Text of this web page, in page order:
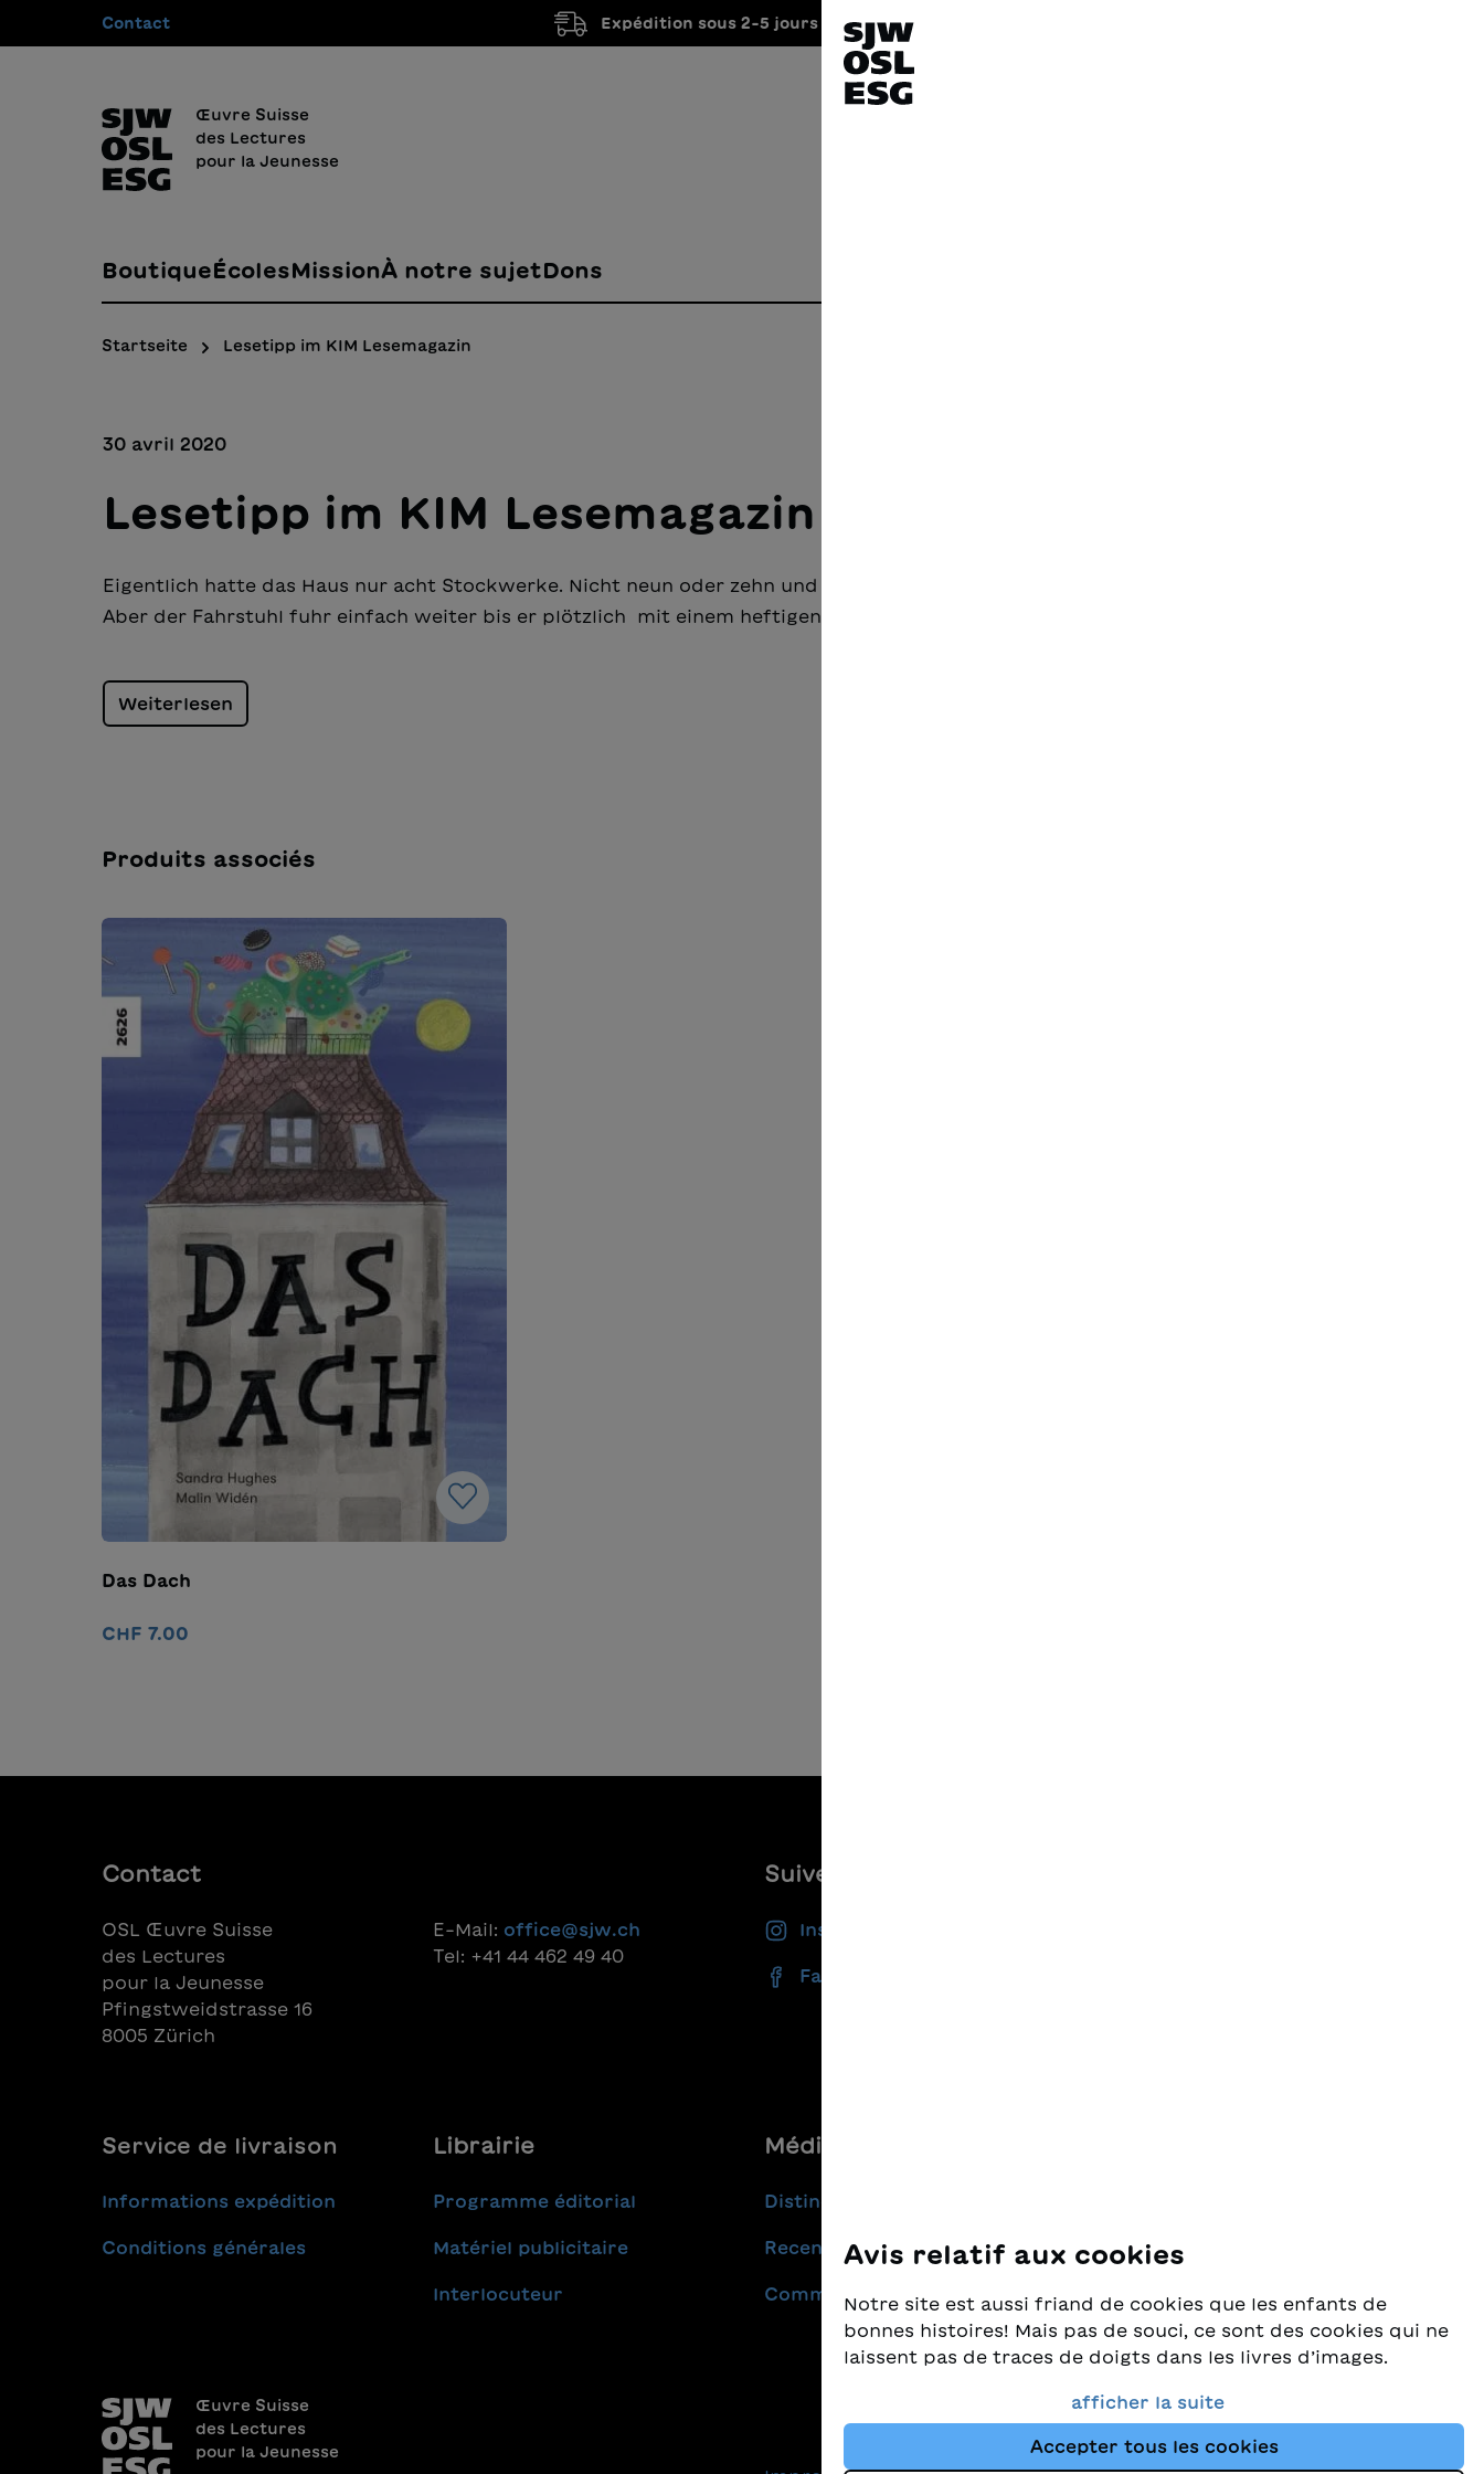
Passer à la navigation principale
Contact Expédition sous 2-5 jours ouvrés
Œuvre Suisse
des Lectures
pour la Jeunesse
BoutiqueÉcolesMissionÀ notre sujetDons
Startseite Lesetipp im KIM Lesemagazin
30 avril 2020
Lesetipp im KIM Lesemagazin
Eigentlich hatte das Haus nur acht Stockwerke. Nicht neun oder zehn und auch keinen Dachboden.
Aber der Fahrstuhl fuhr einfach weiter bis er plötzlich mit einem heftigen Ruck anhielt.
Weiterlesen
Ignorer la galerie de produits
Produits associés
Das Dach
CHF 7.00
Contact
OSL Œuvre Suisse
des Lectures
pour la Jeunesse
Pfingstweidstrasse 16
8005 Zürich
E-Mail: office@sjw.ch
Tel: +41 44 462 49 40
Suivez-nous
Instagram
Facebook
Service de livraison
Informations expédition
Conditions générales
Librairie
Programme éditorial
Matériel publicitaire
Interlocuteur
Médias
Distinctions
Recensions
Communiqués de presse
Œuvre Suisse
des Lectures
pour la Jeunesse
Avis relatif aux cookies
Notre site est aussi friand de cookies que les enfants de
bonnes histoires! Mais pas de souci, ce sont des cookies qui ne
laissent pas de traces de doigts dans les livres d’images.
Nous prenons très au sérieux la protection de vos données et
nous tenons à ce que vous trouviez toujours les meilleurs
livres pour enfants dans notre assortiment. Ce site utilise des
afficher la suite
Accepter tous les cookies